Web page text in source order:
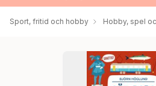
Sport, fritid och hobby Hobby, spel